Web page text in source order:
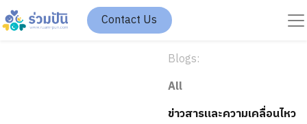
Contact Us
Blogs:
All
ข่าวสารและความเคลื่อนไหว